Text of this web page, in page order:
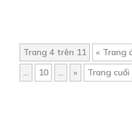
Trang 4 trên 11 « Trang
...
10 ... » Trang cuối